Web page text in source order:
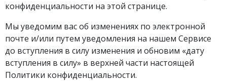
конфиденциальности на этой странице.
Мы уведомим вас об изменениях по электронной
почте и/или путем уведомления на нашем Сервисе
до вступления в силу изменения и обновим «дату
вступления в силу» в верхней части настоящей
Политики конфиденциальности.